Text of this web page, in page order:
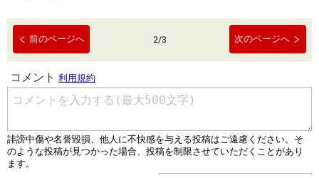
前のページへ 2/3 次のページへ